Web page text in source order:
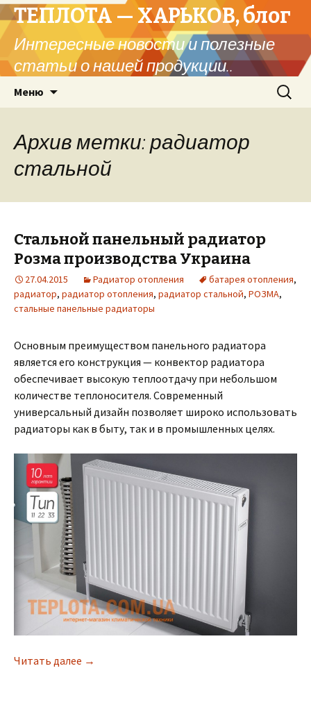
ТЕПЛОТА — ХАРЬКОВ, блог
Интересные новости и полезные
статьи о нашей продукции..
Меню Найти:
Архив метки: радиатор
стальной
Стальной панельный радиатор
Розма производства Украина
27.04.2015 Радиатор отопления батарея отопления,
радиатор, радиатор отопления, радиатор стальной, РОЗМА,
стальные панельные радиаторы
Основным преимуществом панельного радиатора
является его конструкция — конвектор радиатора
обеспечивает высокую теплоотдачу при небольшом
количестве теплоносителя. Современный
универсальный дизайн позволяет широко использовать
радиаторы как в быту, так и в промышленных целях.
Читать далее Стальной панельный радиатор Розма
→